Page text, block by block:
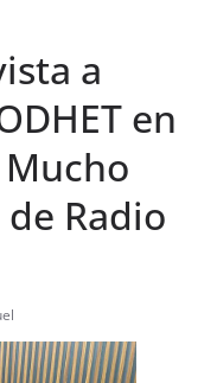
a
en
Radio